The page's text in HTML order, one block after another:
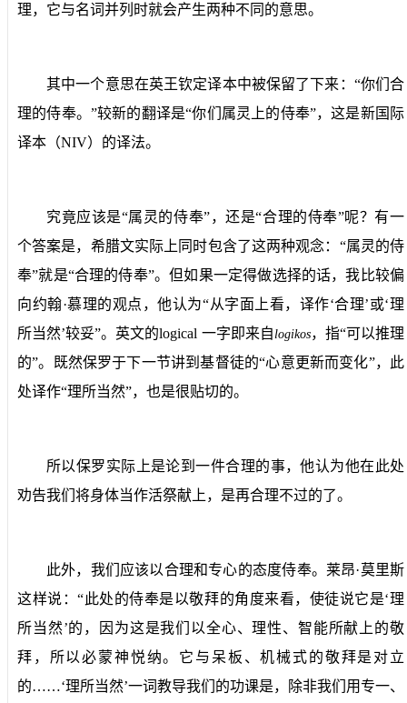
理，它与名词并列时就会产生两种不同的意思。
其中一个意思在英王钦定译本中被保留了下来：“你们合
理的侍奉。”较新的翻译是“你们属灵上的侍奉”，这是新国际
译本（NIV）的译法。
究竟应该是“属灵的侍奉”，还是“合理的侍奉”呢？有一
个答案是，希腊文实际上同时包含了这两种观念：“属灵的侍
奉”就是“合理的侍奉”。但如果一定得做选择的话，我比较偏
向约翰·慕理的观点，他认为“从字面上看，译作‘合理’或‘理
所当然’较妥”。英文的logical 一字即来自 logikos，指“可以推理
的”。既然保罗于下一节讲到基督徒的“心意更新而变化”，此
处译作“理所当然”，也是很贴切的。
所以保罗实际上是论到一件合理的事，他认为他在此处
劝告我们将身体当作活祭献上，是再合理不过的了。
此外，我们应该以合理和专心的态度侍奉。莱昂·莫里斯
这样说：“此处的侍奉是以敬拜的角度来看，使徒说它是‘理
所当然’的，因为这是我们以全心、理性、智能所献上的敬
拜，所以必蒙神悦纳。它与呆板、机械式的敬拜是对立
的……‘理所当然’一词教导我们的功课是，除非我们用专一、